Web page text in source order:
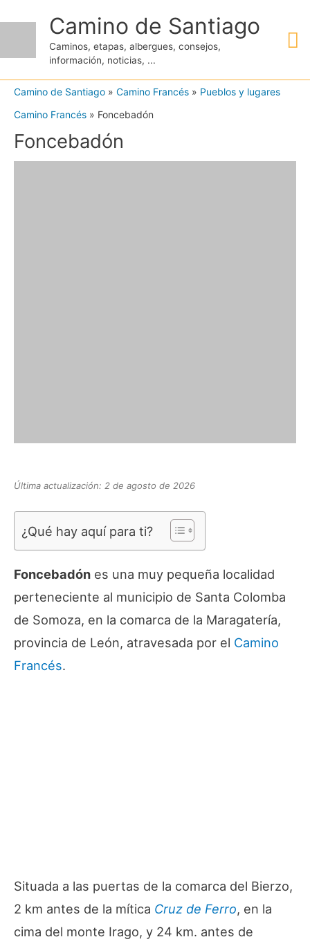
contenido
Camino de Santiago
Caminos, etapas, albergues, consejos,
información, noticias, ...
Camino de Santiago » Camino Francés » Pueblos y lugares
Camino Francés » Foncebadón
Foncebadón
Última actualización: 2 de agosto de 2026
¿Qué hay aquí para ti?
Foncebadón es una muy pequeña localidad
perteneciente al municipio de Santa Colomba
de Somoza, en la comarca de la Maragatería,
provincia de León, atravesada por el Camino
Francés.
Situada a las puertas de la comarca del Bierzo,
2 km antes de la mítica Cruz de Ferro, en la
cima del monte Irago, y 24 km. antes de